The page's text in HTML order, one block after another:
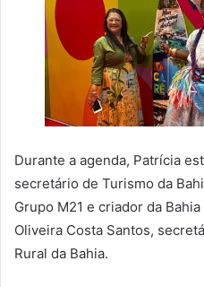
Durante a agenda, Patrícia
secretário de Turismo da
Grupo M21 e criador da
Oliveira Costa Santos,
Rural da Bahia.